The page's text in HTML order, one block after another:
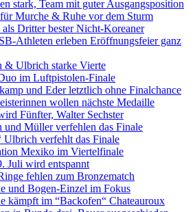
stark, Team mit guter Ausgangsposition
Murche & Ruhe vor dem Sturm
Dritter bester Nicht-Koreaner
Athleten erleben Eröffnungsfeier ganz
& Ulbrich starke Vierte
im Luftpistolen-Finale
und Eder letztlich ohne Finalchance
wollen nächste Medaille
Fünfter, Walter Sechster
und Müller verfehlen das Finale
Ulbrich verfehlt das Finale
Mexiko im Viertelfinale
Juli wird entspannt
fehlen zum Bronzematch
und Bogen-Einzel im Fokus
kämpft im “Backofen“ Chateauroux